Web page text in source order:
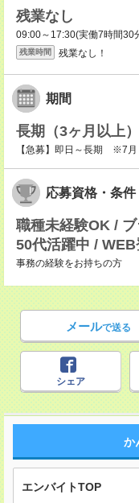
残業なし
09:00～17:30(実働7時間
残業時間 残業なし！
期間
長期（3ヶ月以上）
【急募】即日～長期 ※7月
応募資格・条件
職種未経験OK /
50代活躍中 /
事務の経験をお持ちの方
メールで送る
シェア
か
エンバイトTOP